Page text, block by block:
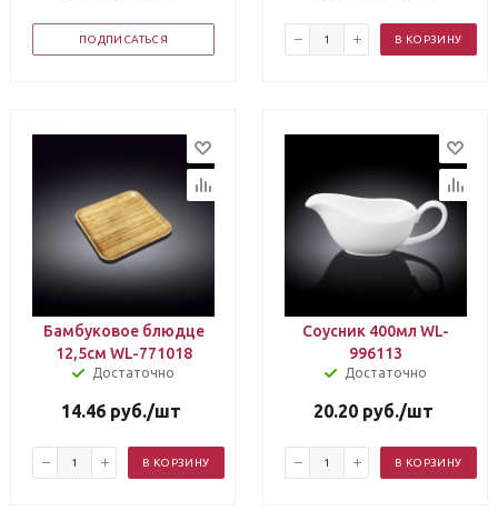
ПОДПИСАТЬСЯ В КОРЗИНУ
Бамбуковое блюдце
12,5см WL-771018
Достаточно
14.46 руб./шт
В КОРЗИНУ
Соусник 400мл WL-
996113
Достаточно
20.20 руб./шт
В КОРЗИНУ